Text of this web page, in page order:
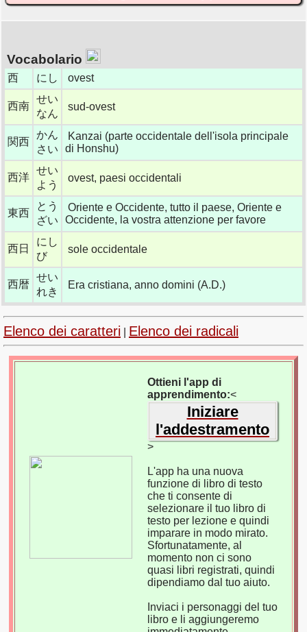
Vocabolario
西 にし ovest
西南
せい
なん
sud-ovest
関西
かん
さい
Kanzai (parte occidentale dell'isola principale
di Honshu)
西洋
せい
よう
ovest, paesi occidentali
東西
とう
ざい
Oriente e Occidente, tutto il paese, Oriente e
Occidente, la vostra attenzione per favore
西日
にし
び
sole occidentale
西暦
せい
れき
Era cristiana, anno domini (A.D.)
Elenco dei caratteri Elenco dei radicali
Ottieni l'app di
apprendimento:<
Iniziare
l'addestramento
>
L'app ha una nuova
funzione di libro di testo
che ti consente di
selezionare il tuo libro di
testo per lezione e quindi
imparare in modo mirato.
Sfortunatamente, al
momento non ci sono
quasi libri registrati, quindi
dipendiamo dal tuo aiuto.
Inviaci i personaggi del tuo
libro e li aggiungeremo